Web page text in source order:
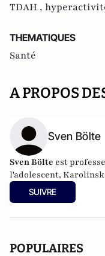
TDAH ,
THEMATIQUES
Santé
A PROPOS
Sven Bölte
Sven Bölte est
l'adolescent,
SUIVRE
POPULAIRES